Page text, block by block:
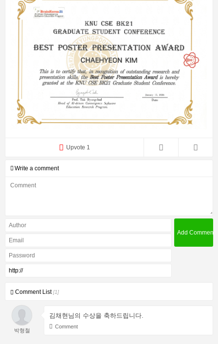
Upvote 1
Write a comment
Comment List[1]
박형철
김채현님의 수상을 축하드립니다.
Comment